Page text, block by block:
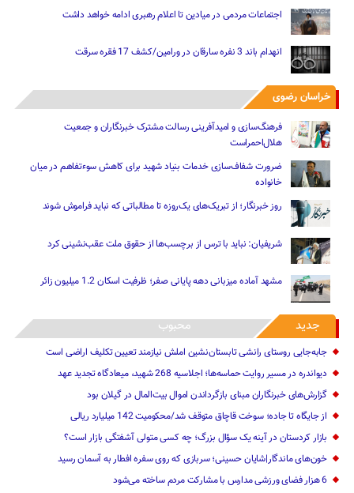
اجتماعات مردمی در میادین تا اعلام رهبری ادامه خواهد داشت
انهدام باند 3 نفره سارقان در ورامین/کشف 17 فقره سرقت
خراسان رضوی
فرهنگ‌سازی و امیدآفرینی رسالت‌ مشترک خبرنگاران و جمعیت
هلال‌احمراست
ضرورت شفاف‌سازی خدمات بنیاد شهید برای کاهش سوءتفاهم‌ در میان
خانواده
روز خبرنگار؛ از تبریک‌های یک‌روزه تا مطالباتی که نباید فراموش شوند
شریفیان: نباید با ترس از برچسب‌ها از حقوق ملت عقب‌نشینی کرد
مشهد آماده میزبانی دهه پایانی صفر؛ ظرفیت اسکان 1.2 میلیون زائر
جدید محبوب
جابه‌جایی روستای رانشی تابستان‌نشین املش نیازمند تعیین تکلیف اراضی است
دیواندره در مسیر روایت حماسه‌ها؛ اجلاسیه 268 شهید، میعادگاه تجدید عهد
گزارش‌های خبرنگاران مبنای بازگرداندن اموال بیت‌المال در گیلان بود
از جایگاه تا جاده؛ سوخت قاچاق متوقف شد/محکومیت 142 میلیارد ریالی
بازار کردستان در آینه یک سؤال بزرگ؛ چه کسی متولی آشفتگی بازار است؟
خون‌های ماندگار|شایان حسینی؛ سربازی که روی سفره افطار به آسمان رسید
6 هزار فضای ورزشی مدارس با مشارکت مردم ساخته می‌شود